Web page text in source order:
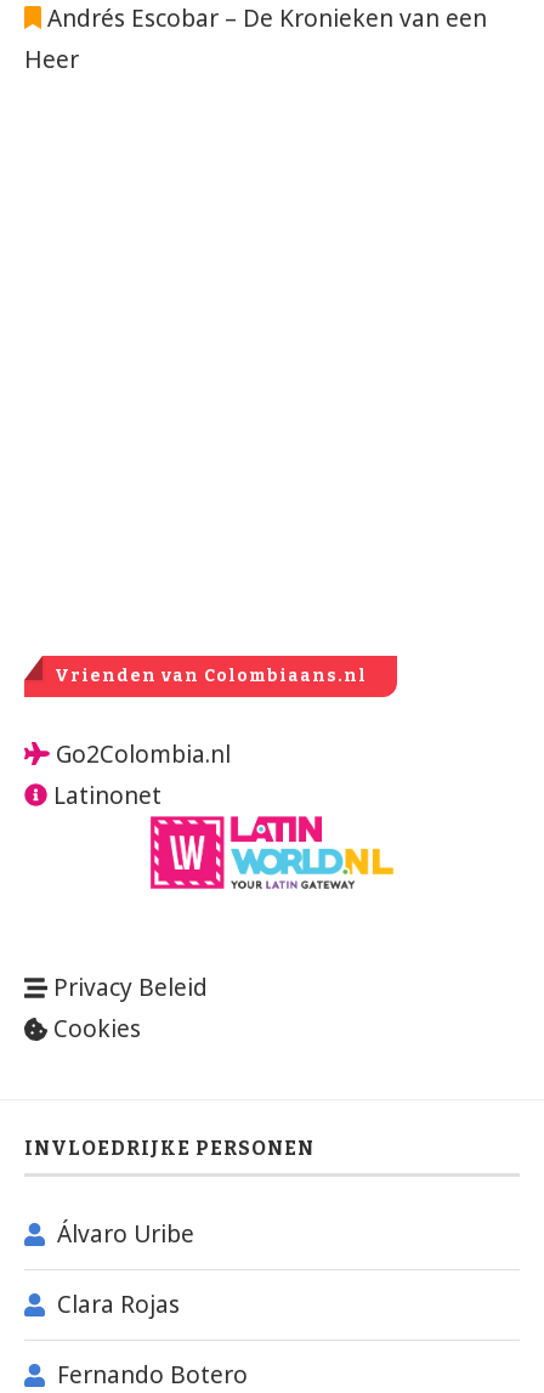
Andrés Escobar – De Kronieken van een
Heer
Vrienden van Colombiaans.nl
Go2Colombia.nl
Latinonet
Privacy Beleid
Cookies
INVLOEDRIJKE PERSONEN
Álvaro Uribe
Clara Rojas
Fernando Botero